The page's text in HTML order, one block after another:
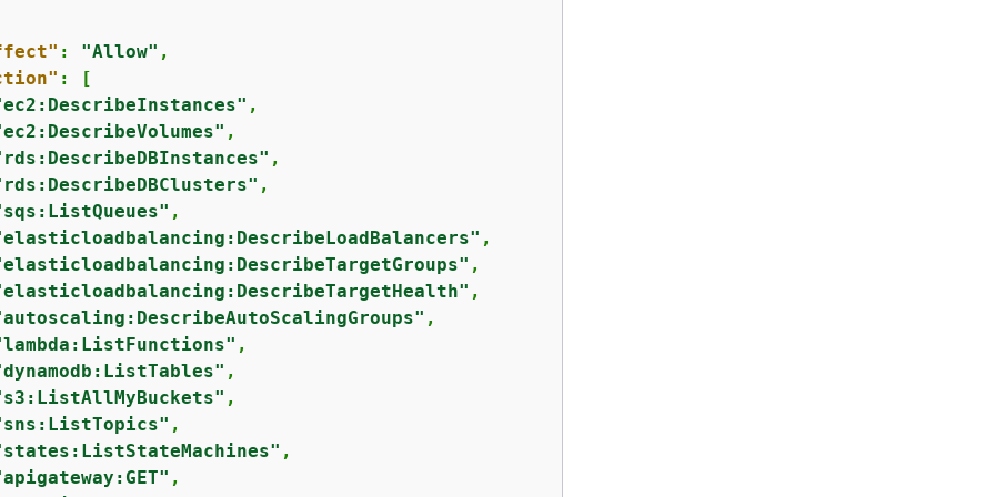
: "Allow" ,
: [
,
,
,
,
,
,
,
,
,
,
,
,
,
,
,